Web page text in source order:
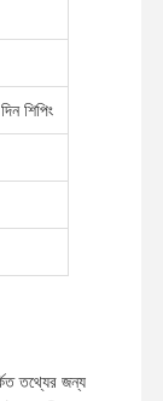
শিপিং
তথ্যের জন্য